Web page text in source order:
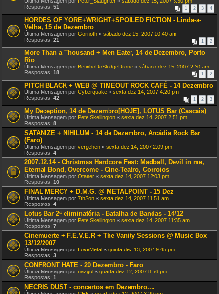
Respostas: 51 1 2 3 4
HORDES OF YORE+WRIGHT+SPOILED FICTION - Linda-a-
Velha, 15 de Dezembro
Última Mensagem por Gornoth « sábado dez 15, 2007 10:40 am
Respostas: 21 1 2
More Than a Thousand + Men Eater, 14 de Dezembro, Porto
Rio
Última Mensagem por BetinhoDoSludgeDrone « sábado dez 15, 2007 2:30 am
Respostas: 18 1 2
PITCH BLACK + WEB @ TIMEOUT ROCK CAFÉ - 14 Dezembro
Última Mensagem por Cyberquake « sexta dez 14, 2007 4:20 pm
Respostas: 42 1 2 3
My Deception, 14 de Dezembro[HOJE], LOTUS Bar (Cascais)
Última Mensagem por Pete Skellington « sexta dez 14, 2007 2:51 pm
Respostas: 8
SATANIZE + NIHILUM - 14 de Dezembro, Arcádia Rock Bar
(Faro)
Última Mensagem por vergehen « sexta dez 14, 2007 2:09 pm
Respostas: 4
2007.12.14 - Christmas Hardcore Fest: Madball, Devil in me,
Eternal Bond, Overcome - Cine-Teatro, Corroios
Última Mensagem por Otaner « sexta dez 14, 2007 12:03 pm
Respostas: 10
FINAL MERCY + D.M.G. @ METALPOINT - 15 Dez
Última Mensagem por 7thSon « sexta dez 14, 2007 11:51 am
Respostas: 4
Lotus Bar 2ª eliminatória - Batalha de Bandas - 14/12
Última Mensagem por Pete Skellington « sexta dez 14, 2007 11:35 am
Respostas: 7
Cinemuerte + F.E.V.E.R + The Vanity Sessions @ Music Box
13/12/2007
Última Mensagem por LoveMetal « quinta dez 13, 2007 9:45 pm
Respostas: 3
CONFRONT HATE - 20 Dezembro - Faro
Última Mensagem por nazgul « quarta dez 12, 2007 8:56 pm
Respostas: 1
NECRIS DUST - concertos em Dezembro....